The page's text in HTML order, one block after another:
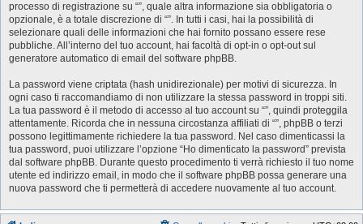
processo di registrazione su “”, quale altra informazione sia obbligatoria o
opzionale, è a totale discrezione di “”. In tutti i casi, hai la possibilità di
selezionare quali delle informazioni che hai fornito possano essere rese
pubbliche. All’interno del tuo account, hai facoltà di opt-in o opt-out sul
generatore automatico di email del software phpBB.
La password viene criptata (hash unidirezionale) per motivi di sicurezza. In
ogni caso ti raccomandiamo di non utilizzare la stessa password in troppi siti.
La tua password è il metodo di accesso al tuo account su “”, quindi proteggila
attentamente. Ricorda che in nessuna circostanza affiliati di “”, phpBB o terzi
possono legittimamente richiedere la tua password. Nel caso dimenticassi la
tua password, puoi utilizzare l’opzione “Ho dimenticato la password” prevista
dal software phpBB. Durante questo procedimento ti verrà richiesto il tuo nome
utente ed indirizzo email, in modo che il software phpBB possa generare una
nuova password che ti permetterà di accedere nuovamente al tuo account.